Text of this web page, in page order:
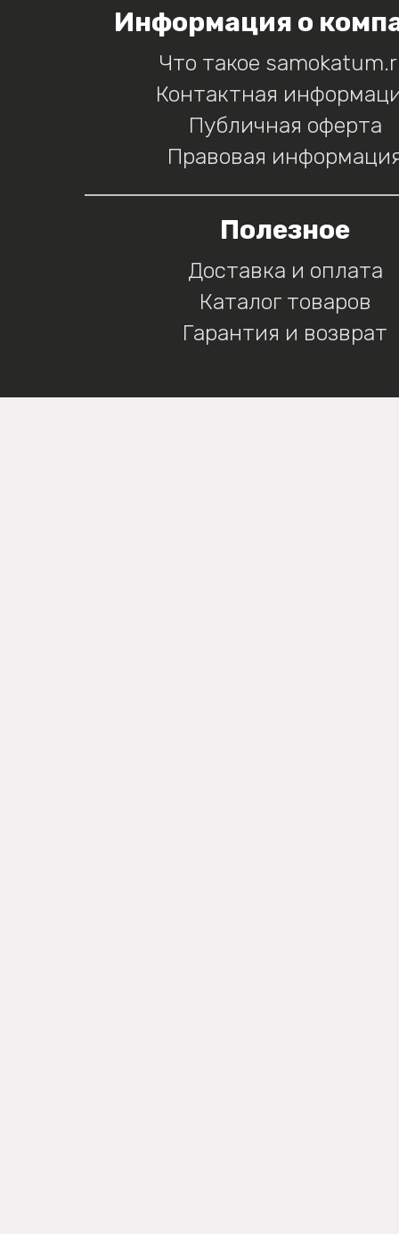
Информация о
Что такое
Контактная
Публичная оферта
Правовая
Полезное
Доставка и оплата
Каталог товаров
Гарантия и возврат